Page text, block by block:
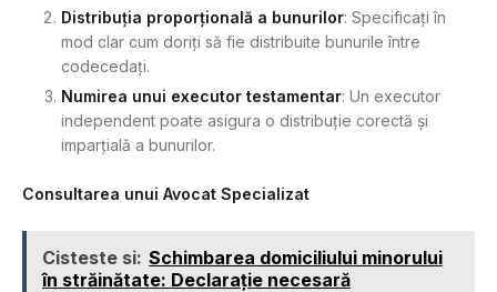
Distribuția proporțională a bunurilor: Specificați în
mod clar cum doriți să fie distribuite bunurile între
codecedați.
Numirea unui executor testamentar: Un executor
independent poate asigura o distribuție corectă și
imparțială a bunurilor.
Consultarea unui Avocat Specializat
Cisteste si: Schimbarea domiciliului minorului
în străinătate: Declarație necesară